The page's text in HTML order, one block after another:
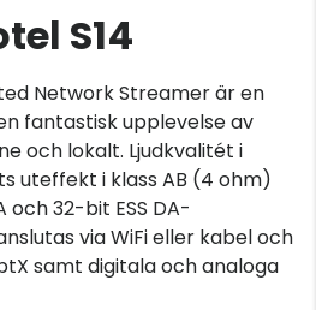
S14
Network Streamer är en
fantastisk upplevelse av
och lokalt. Ljudkvalitét i
uteffekt i klass AB (4 ohm)
32-bit ESS DA-
via WiFi eller kabel och
samt digitala och analoga